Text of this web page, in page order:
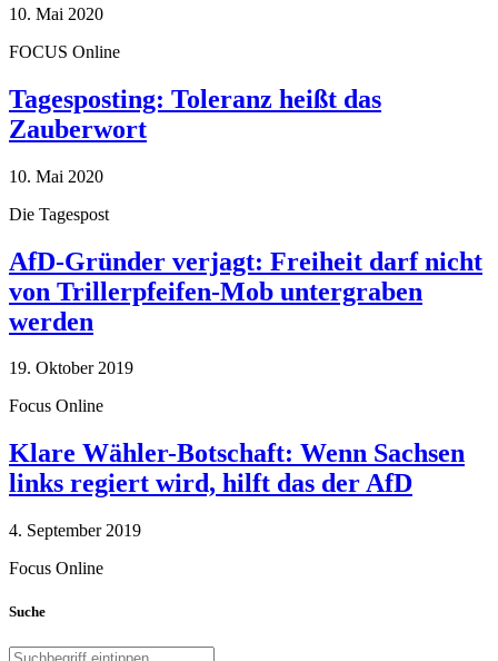
10. Mai 2020
FOCUS Online
Tagesposting: Toleranz heißt das
Zauberwort
10. Mai 2020
Die Tagespost
AfD-Gründer verjagt: Freiheit darf nicht
von Trillerpfeifen-Mob untergraben
werden
19. Oktober 2019
Focus Online
Klare Wähler-Botschaft: Wenn Sachsen
links regiert wird, hilft das der AfD
4. September 2019
Focus Online
Suche